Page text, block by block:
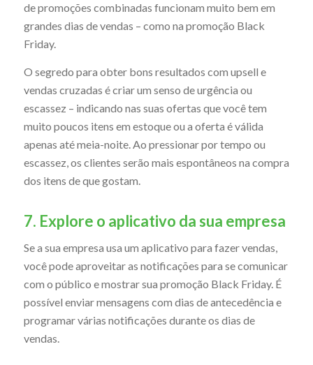
de promoções combinadas funcionam muito bem em
grandes dias de vendas – como na promoção Black
Friday.
O segredo para obter bons resultados com upsell e
vendas cruzadas é criar um senso de urgência ou
escassez – indicando nas suas ofertas que você tem
muito poucos itens em estoque ou a oferta é válida
apenas até meia-noite. Ao pressionar por tempo ou
escassez, os clientes serão mais espontâneos na compra
dos itens de que gostam.
7. Explore o aplicativo da sua empresa
Se a sua empresa usa um aplicativo para fazer vendas,
você pode aproveitar as notificações para se comunicar
com o público e mostrar sua promoção Black Friday. É
possível enviar mensagens com dias de antecedência e
programar várias notificações durante os dias de
vendas.